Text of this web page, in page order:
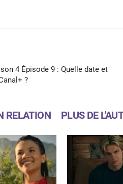
4 Épisode 9 : Quelle date et
?
RELATION PLUS DE